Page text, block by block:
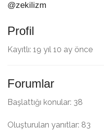
@zekilizm
Profil
Kayıtlı: 19 yıl 10 ay önce
Forumlar
Başlattığı konular: 38
Oluşturulan yanıtlar: 83